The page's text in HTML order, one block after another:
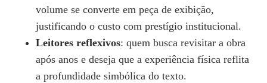
volume se converte em peça de exibição,
justificando o custo com prestígio institucional.
Leitores reflexivos: quem busca revisitar a obra
após anos e deseja que a experiência física reflita
a profundidade simbólica do texto.